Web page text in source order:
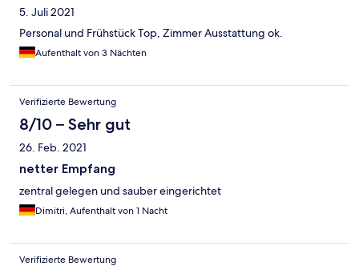
5. Juli 2021
Personal und Frühstück Top, Zimmer Ausstattung ok.
Aufenthalt von 3 Nächten
Verifizierte Bewertung
8/10 – Sehr gut
26. Feb. 2021
netter Empfang
zentral gelegen und sauber eingerichtet
Dimitri, Aufenthalt von 1 Nacht
Verifizierte Bewertung